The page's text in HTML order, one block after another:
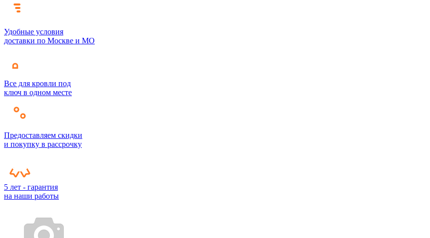
Удобные условия
доставки по Москве и МО
Все для кровли под
ключ в одном месте
Предоставляем скидки
и покупку в рассрочку
5 лет - гарантия
на наши работы